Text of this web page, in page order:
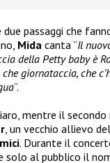
passaggi che
Mida canta “Il
della Petty baby è
giornataccia, che
“.
mentre il
, un vecchio allievo
. Durante il
solo al pubblico il